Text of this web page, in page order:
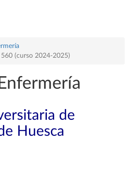
(curso 2024-2025)
de
Huesca